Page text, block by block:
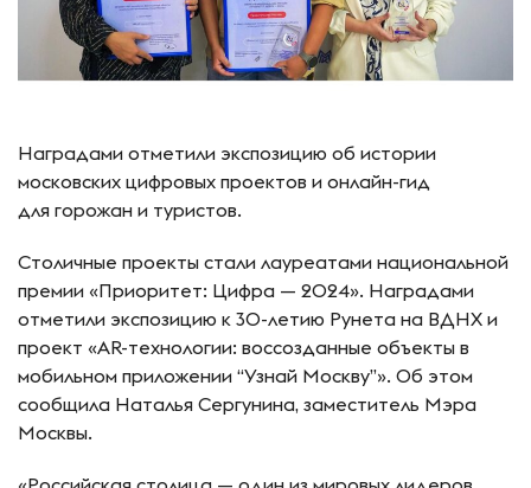
Наградами отметили экспозицию об истории
московских цифровых проектов и онлайн-гид
для горожан и туристов.
Столичные проекты стали лауреатами национальной
премии «Приоритет: Цифра — 2024». Наградами
отметили экспозицию к 30-летию Рунета на ВДНХ и
проект «AR-технологии: воссозданные объекты в
мобильном приложении “Узнай Москву”». Об этом
сообщила Наталья Сергунина, заместитель Мэра
Москвы.